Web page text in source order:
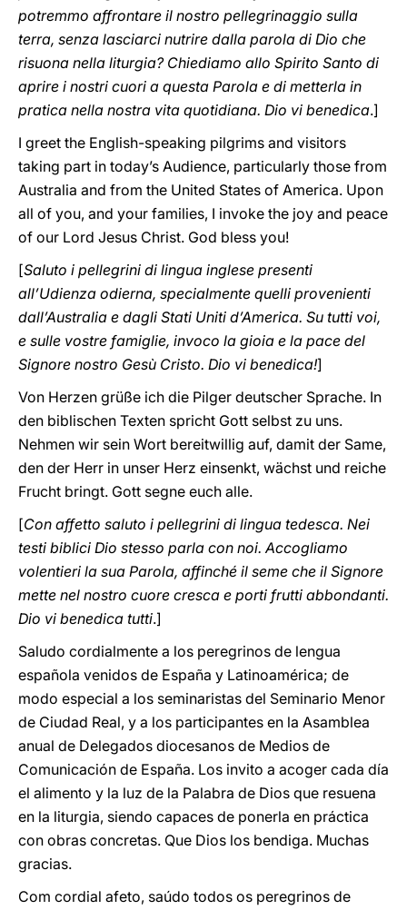
potremmo affrontare il nostro pellegrinaggio sulla
terra, senza lasciarci nutrire dalla parola di Dio che
risuona nella liturgia? Chiediamo allo Spirito Santo di
aprire i nostri cuori a questa Parola e di metterla in
pratica nella nostra vita quotidiana. Dio vi benedica.]
I greet the English-speaking pilgrims and visitors
taking part in today’s Audience, particularly those from
Australia and from the United States of America. Upon
all of you, and your families, I invoke the joy and peace
of our Lord Jesus Christ. God bless you!
[Saluto i pellegrini di lingua inglese presenti
all’Udienza odierna, specialmente quelli provenienti
dall’Australia e dagli Stati Uniti d’America. Su tutti voi,
e sulle vostre famiglie, invoco la gioia e la pace del
Signore nostro Gesù Cristo. Dio vi benedica!]
Von Herzen grüße ich die Pilger deutscher Sprache. In
den biblischen Texten spricht Gott selbst zu uns.
Nehmen wir sein Wort bereitwillig auf, damit der Same,
den der Herr in unser Herz einsenkt, wächst und reiche
Frucht bringt. Gott segne euch alle.
[Con affetto saluto i pellegrini di lingua tedesca. Nei
testi biblici Dio stesso parla con noi. Accogliamo
volentieri la sua Parola, affinché il seme che il Signore
mette nel nostro cuore cresca e porti frutti abbondanti.
Dio vi benedica tutti.]
Saludo cordialmente a los peregrinos de lengua
española venidos de España y Latinoamérica; de
modo especial a los seminaristas del Seminario Menor
de Ciudad Real, y a los participantes en la Asamblea
anual de Delegados diocesanos de Medios de
Comunicación de España. Los invito a acoger cada día
el alimento y la luz de la Palabra de Dios que resuena
en la liturgia, siendo capaces de ponerla en práctica
con obras concretas. Que Dios los bendiga. Muchas
gracias.
Com cordial afeto, saúdo todos os peregrinos de